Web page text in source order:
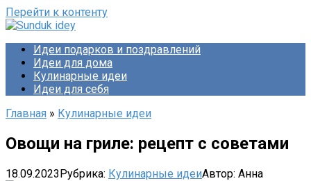
Перейти к контенту
Идеи подарков и поздравлений
Идеи для дома
Кулинарные идеи
Идеи для себя
Главная » Кулинарные идеи
Овощи на гриле: рецепт с советами
18.09.2023Рубрика: Кулинарные идеиАвтор: Анна